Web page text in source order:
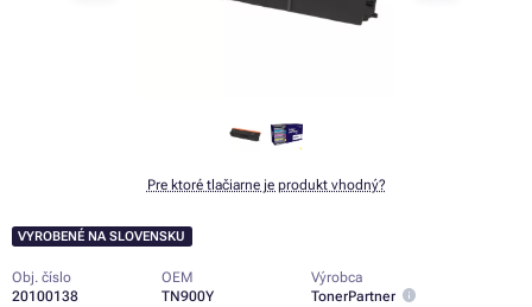
Pre ktoré tlačiarne je produkt vhodný?
VYROBENÉ NA SLOVENSKU
Obj. číslo
20100138
OEM
TN900Y
Výrobca
TonerPartner